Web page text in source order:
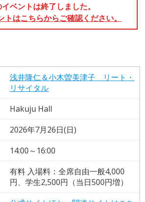
ベントは終了しました。
トはこちらからご確認ください。
浅井隆仁＆小木曽美津子 リート・
リサイタル
Hakuju Hall
2026年7月26日(日)
14:00～16:00
有料 入場料：全席自由一般4,000
円、学生2,500円（当日500円増）